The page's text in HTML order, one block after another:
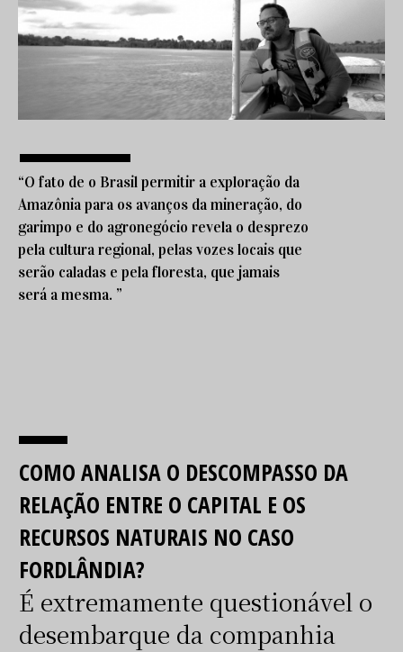
“O fato de o Brasil permitir a exploração da
Amazônia para os avanços da mineração, do
garimpo e do agronegócio revela o desprezo
pela cultura regional, pelas vozes locais que
serão caladas e pela floresta, que jamais
será a mesma. ”
COMO ANALISA O DESCOMPASSO DA
RELAÇÃO ENTRE O CAPITAL E OS
RECURSOS NATURAIS NO CASO
FORDLÂNDIA?
É extremamente questionável o
desembarque da companhia